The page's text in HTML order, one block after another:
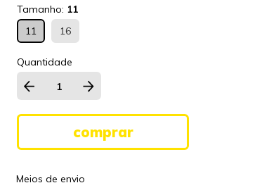
Tamanho: 11
11
16
Quantidade
Meios de envio